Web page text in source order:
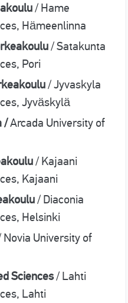
/ Hame
Hämeenlinna
/ Satakunta
Pori
/ Jyvaskyla
Jyväskylä
/Arcada University of
/ Kajaani
Kajaani
/ Diaconia
Helsinki
Novia University of
Sciences/ Lahti
Lahti